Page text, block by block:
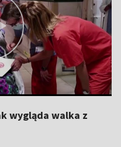
wygląda walka z